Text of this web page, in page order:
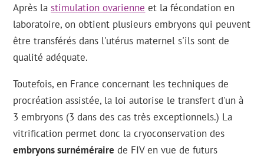
Après lastimulation ovarienne et la fécondation en
laboratoire, on obtient plusieurs embryons qui peuvent
être transférés dans l'utérus maternel s'ils sont de
qualité adéquate.
Toutefois, en France concernant les techniques de
procréation assistée, la loi autorise le transfert d'un à
3 embryons (3 dans des cas très exceptionnels.) La
vitrification permet donc la cryoconservation des
embryons surnéméraire de FIV en vue de futurs